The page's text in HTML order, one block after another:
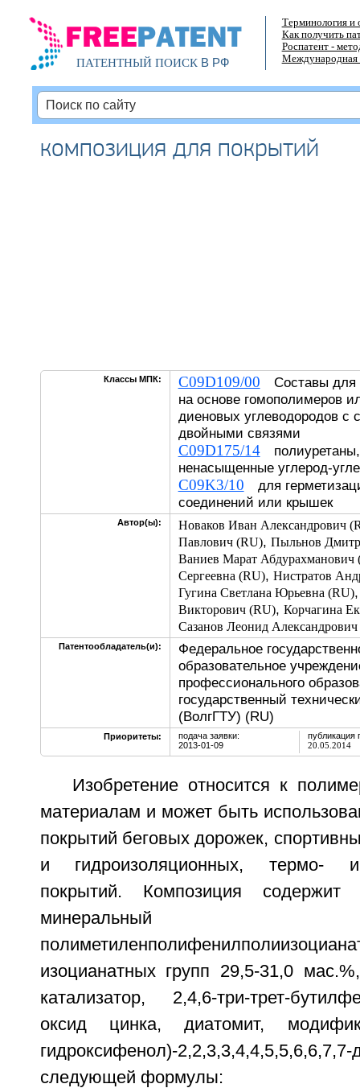
ПАТЕНТНЫЙ ПОИСКВ РФ
Терминология и
Как получить
Роспатент -
Международная
композиция для покрытий
Классы МПК: C09D109/00 Составы для
на основе гомополимеров
диеновых углеводородов с
двойными связями
C09D175/14
ненасыщенные углерод-
C09K3/10 для
соединений или крышек
Автор(ы):
Новаков Иван Александрович
Павлович (RU), Пыльнов
Ваниев Марат Абдурахманович
Сергеевна (RU), Нистратов
Гугина Светлана Юрьевна (RU)
Викторович (RU), Корчагина
Сазанов Леонид
Патентообладатель(и):
Федеральное
образовательное
профессионального
государственный
(ВолгГТУ) (RU)
Приоритеты:
подача заявки:
2013-01-09
публикация
20.05.2014
Изобретение относится к
материалам и может быть
покрытий беговых дорожек,
и гидроизоляционных, термо- и
покрытий. Композиция содержит
минеральный
изоцианатных групп 29,5-31,0
катализатор, 2,4,6-три-трет-
оксид цинка, диатомит,
гидроксифенол)-2,2,3,3,4,4,5,5,6,6,7,7-
следующей формулы: